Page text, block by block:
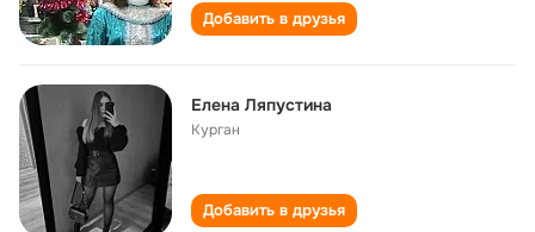
Добавить в друзья
Елена Ляпустина
Курган
Добавить в друзья